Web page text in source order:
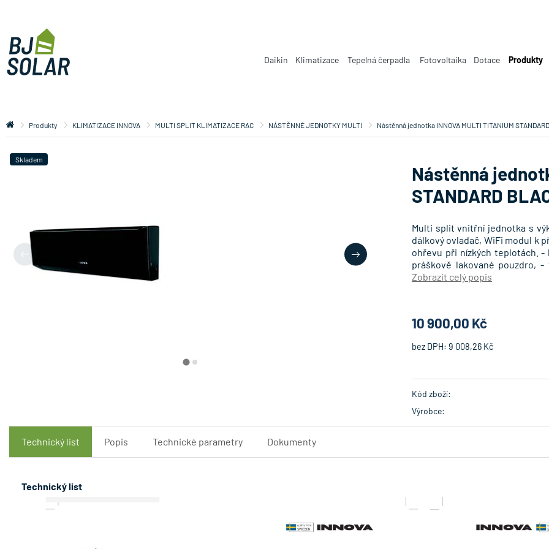
Skladem
Nástěnná
STANDARD
Multi split vnitřní jednotka s
dálkový ovladač, WiFi modul k
ohřevu při nízkých teplotách.
práškově lakované pouzdro, -
expanzní ventil, - chladivo
Zobrazit celý popis
10 900,00 Kč
bez DPH: 9 008,26 Kč
Kód zboží:
Výrobce:
Technický list Popis Technické parametry Dokumenty
Technický list
Produkty KLIMATIZACE INNOVA MULTI SPLIT KLIMATIZACE RAC NÁSTĚNNÉ JEDNOTKY MULTI Nástěnná jednotka INNOVA MULTI TITANIUM
Daikin Klimatizace Tepelná čerpadla Fotovoltaika Dotace Produkty